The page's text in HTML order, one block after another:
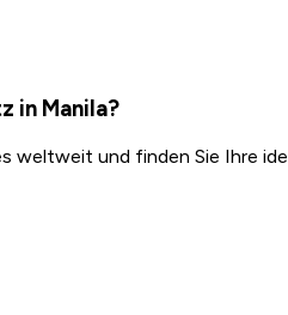
in Manila?
weltweit und finden Sie Ihre